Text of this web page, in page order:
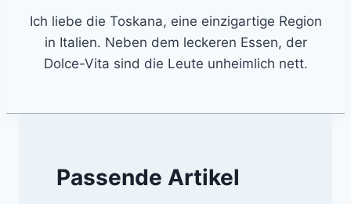
Ich liebe die Toskana, eine einzigartige Region
in Italien. Neben dem leckeren Essen, der
Dolce-Vita sind die Leute unheimlich nett.
Passende Artikel